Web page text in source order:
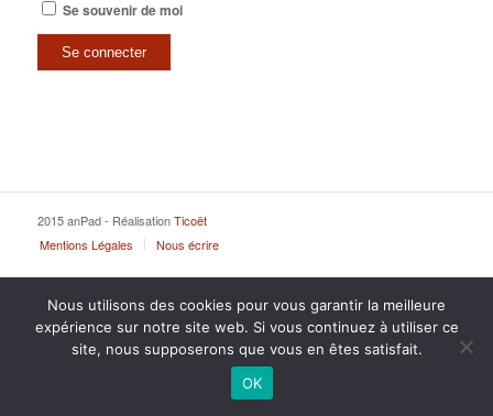
Se souvenir de moi
2015 anPad - RéalisationTicoët
Mentions Légales
Nous écrire
Nous utilisons des cookies pour vous garantir la meilleure
expérience sur notre site web. Si vous continuez à utiliser ce
site, nous supposerons que vous en êtes satisfait.
OK